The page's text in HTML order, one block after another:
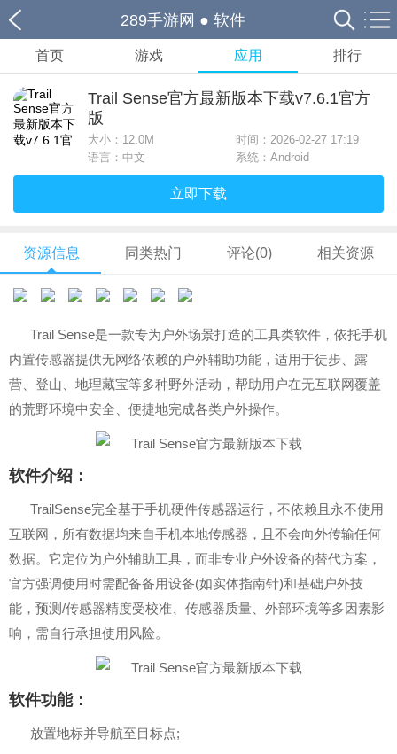
289手游网 ● 软件
首页 游戏 应用 排行
Trail Sense官方最新版本下载v7.6.1官方
版
大小： 12.0M
时间：2026-02-27 17:19
语言：中文
系统：Android
立即下载
资源信息 同类热门 评论(0) 相关资源
Trail Sense是一款专为户外场景打造的工具类软件，依托手机
内置传感器提供无网络依赖的户外辅助功能，适用于徒步、露
营、登山、地理藏宝等多种野外活动，帮助用户在无互联网覆盖
的荒野环境中安全、便捷地完成各类户外操作。
软件介绍：
TrailSense完全基于手机硬件传感器运行，不依赖且永不使用
互联网，所有数据均来自手机本地传感器，且不会向外传输任何
数据。它定位为户外辅助工具，而非专业户外设备的替代方案，
官方强调使用时需配备备用设备(如实体指南针)和基础户外技
能，预测/传感器精度受校准、传感器质量、外部环境等多因素影
响，需自行承担使用风险。
软件功能：
放置地标并导航至目标点;